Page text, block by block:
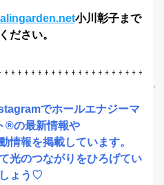
小川彰子まで
ださい。
でホールエナジーマ
®️の最新情報や
情報を掲載しています。
光のつながりをひろげてい
ょう♡